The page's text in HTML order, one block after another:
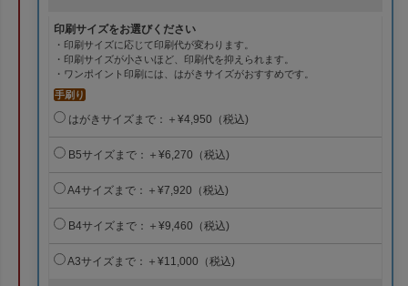
印刷サイズをお選びください
・印刷サイズに応じて印刷代が変わります。
・印刷サイズが小さいほど、印刷代を抑えられます。
・ワンポイント印刷には、はがきサイズがおすすめです。
手刷り
はがきサイズまで：＋¥4,950（税込)
B5サイズまで：＋¥6,270（税込)
A4サイズまで：＋¥7,920（税込)
B4サイズまで：＋¥9,460（税込)
A3サイズまで：＋¥11,000（税込)